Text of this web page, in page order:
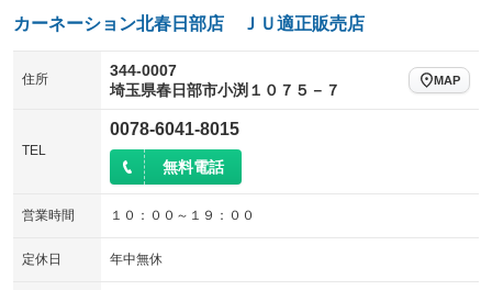
カーネーション北春日部店 ＪＵ適正販売店
住所
344-0007
埼玉県春日部市小渕１０７５－７
MAP
TEL
0078-6041-8015
無料電話
営業時間 １０：００～１９：００
定休日 年中無休